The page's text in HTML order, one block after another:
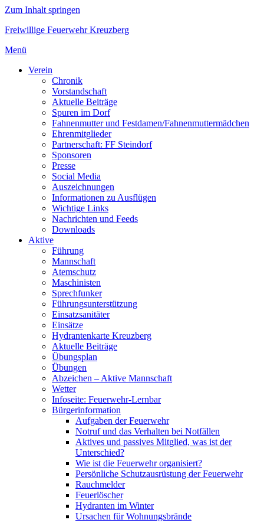
Zum Inhalt springen
Freiwillige Feuerwehr Kreuzberg
Menü
Verein
Chronik
Vorstandschaft
Aktuelle Beiträge
Spuren im Dorf
Fahnenmutter und Festdamen/Fahnenmuttermädchen
Ehrenmitglieder
Partnerschaft: FF Steindorf
Sponsoren
Presse
Social Media
Auszeichnungen
Informationen zu Ausflügen
Wichtige Links
Nachrichten und Feeds
Downloads
Aktive
Führung
Mannschaft
Atemschutz
Maschinisten
Sprechfunker
Führungsunterstützung
Einsatzsanitäter
Einsätze
Hydrantenkarte Kreuzberg
Aktuelle Beiträge
Übungsplan
Übungen
Abzeichen – Aktive Mannschaft
Wetter
Infoseite: Feuerwehr-Lernbar
Bürgerinformation
Aufgaben der Feuerwehr
Notruf und das Verhalten bei Notfällen
Aktives und passives Mitglied, was ist der
Unterschied?
Wie ist die Feuerwehr organisiert?
Persönliche Schutzausrüstung der Feuerwehr
Rauchmelder
Feuerlöscher
Hydranten im Winter
Ursachen für Wohnungsbrände